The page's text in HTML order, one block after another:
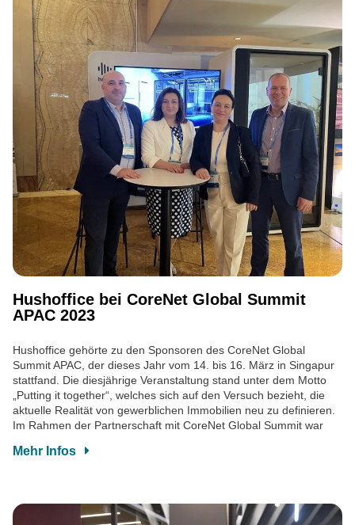
Hushoffice bei CoreNet Global Summit
APAC 2023
Hushoffice gehörte zu den Sponsoren des CoreNet Global
Summit APAC, der dieses Jahr vom 14. bis 16. März in Singapur
stattfand. Die diesjährige Veranstaltung stand unter dem Motto
„Putting it together“, welches sich auf den Versuch bezieht, die
aktuelle Realität von gewerblichen Immobilien neu zu definieren.
Im Rahmen der Partnerschaft mit CoreNet Global Summit war
Mehr Infos